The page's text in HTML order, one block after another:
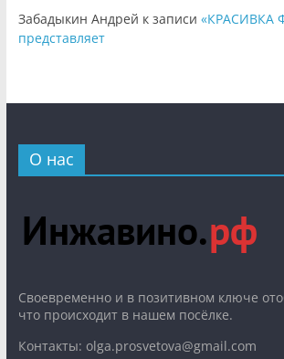
Забадыкин Андрей к записи «КРАСИВКА
представляет
О нас
Cвоевременно и в позитивном ключе
что происходит в нашем посёлке.
Контакты: olga.prosvetova@gmail.com